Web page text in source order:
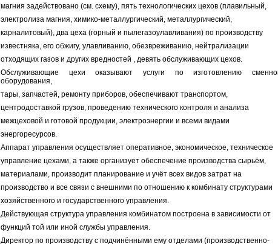
магния задействовано (см. схему), пять технологических цехов (плавильный,
электролиза магния, химико-металлургический, металлургический,
карналитовый), два цеха (горный и пылегазоулавливания) по производству
известняка, его обжигу, улавливанию, обезвреживанию, нейтрализации
отходящих газов и других вредностей , девять обслуживающих цехов.
Обслуживающие цехи оказывают услуги по изготовлению
оборудования,
тары, запчастей, ремонту приборов, обеспечивают транспортом,
центродоставкой грузов, проведению технического контроля и анализа
межцеховой и готовой продукции, электроэнергии и всеми видами
энергоресурсов.
Аппарат управления осуществляет оперативное, экономическое, техническое
управление цехами, а также организует обеспечение производства сырьём,
материалами, производит планирование и учёт всех видов затрат на
производство и все связи с внешними по отношению к комбинату структурами
хозяйственного и государственного управления.
Действующая структура управления комбинатом построена в зависимости от
функций той или иной службы управления.
Директор по производству с подчинёнными ему отделами (производственно-